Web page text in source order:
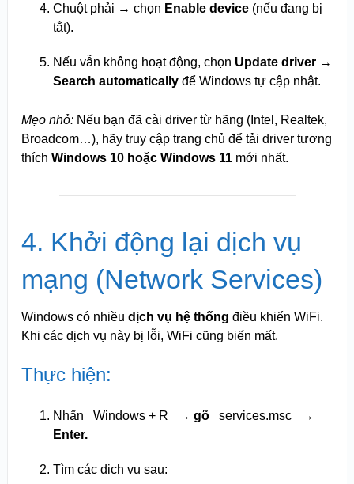
Chuột phải → chọn Enable device(nếu đang bị
tắt).
Nếu vẫn không hoạt động, chọn Update driver→
Search automaticallyđể Windows tự cập nhật.
Mẹo nhỏ:Nếu bạn đã cài driver từ hãng (Intel, Realtek,
Broadcom…), hãy truy cập trang chủ để tải driver tương
thích Windows 10 hoặc Windows 11mới nhất.
4. Khởi động lại dịch vụ
mạng (Network Services)
Windows có nhiều dịch vụ hệ thống điều khiển WiFi.
Khi các dịch vụ này bị lỗi, WiFi cũng biến mất.
Thực hiện:
Nhấn Windows + R → gõ services.msc
→
Enter.
Tìm các dịch vụ sau: